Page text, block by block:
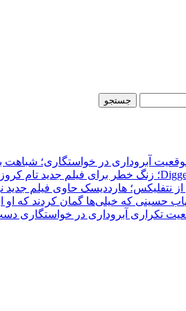
در خواستگاری؛ شباهت به «پایتخت7» و چرخش
حسینی که خیلی‌ها گمان کردند که او
آبروداری در خواستگاری دست گذاشته